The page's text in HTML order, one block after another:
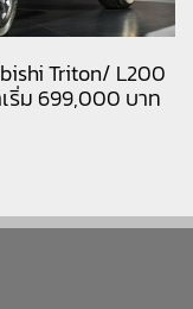
Triton/ L200
ริ่ม 699,000 บาท